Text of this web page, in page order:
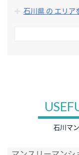
石川県 の エリア
石川マ